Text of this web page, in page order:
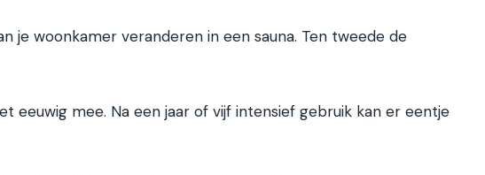
je woonkamer veranderen in een sauna. Ten tweede de
eeuwig mee. Na een jaar of vijf intensief gebruik kan er eentje